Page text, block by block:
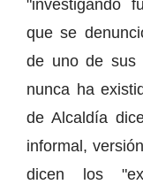
"investigando
que se
de uno de sus
nunca ha
de Alcaldía
informal,
dicen los